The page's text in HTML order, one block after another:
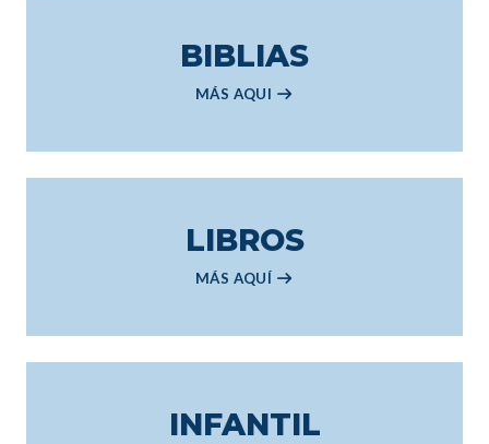
BIBLIAS
MÁS AQUI
LIBROS
MÁS AQUÍ
INFANTIL